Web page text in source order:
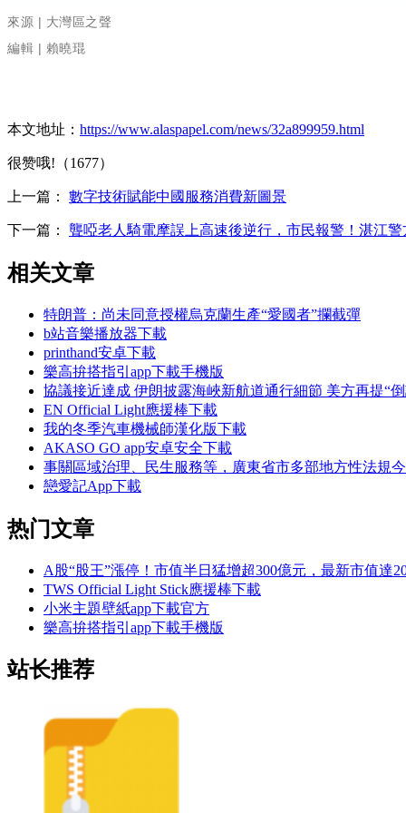
來源 | 大灣區之聲
編輯 | 賴曉琨
本文地址： https://www.alaspapel.com/news/32a899959.html
很赞哦!（1677）
上一篇： 數字技術賦能中國服務消費新圖景
下一篇： 聾啞老人騎電摩誤上高速後逆行，市民報警！湛江警
相关文章
特朗普：尚未同意授權烏克蘭生產“愛國者”攔截彈
b站音樂播放器下載
printhand安卓下載
樂高拚搭指引app下載手機版
協議接近達成 伊朗披露海峽新航道通行細節 美方再提“
EN Official Light應援棒下載
我的冬季汽車機械師漢化版下載
AKASO GO app安卓安全下載
事關區域治理、民生服務等，廣東省市多部地方性法規
戀愛記App下載
热门文章
A股“股王”漲停！市值半日猛增超300億元，最新市值達
TWS Official Light Stick應援棒下載
小米主題壁紙app下載官方
樂高拚搭指引app下載手機版
站长推荐